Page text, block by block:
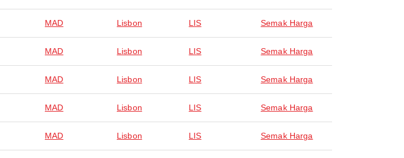
MAD Lisbon LIS Semak Harga
MAD Lisbon LIS Semak Harga
MAD Lisbon LIS Semak Harga
MAD Lisbon LIS Semak Harga
MAD Lisbon LIS Semak Harga